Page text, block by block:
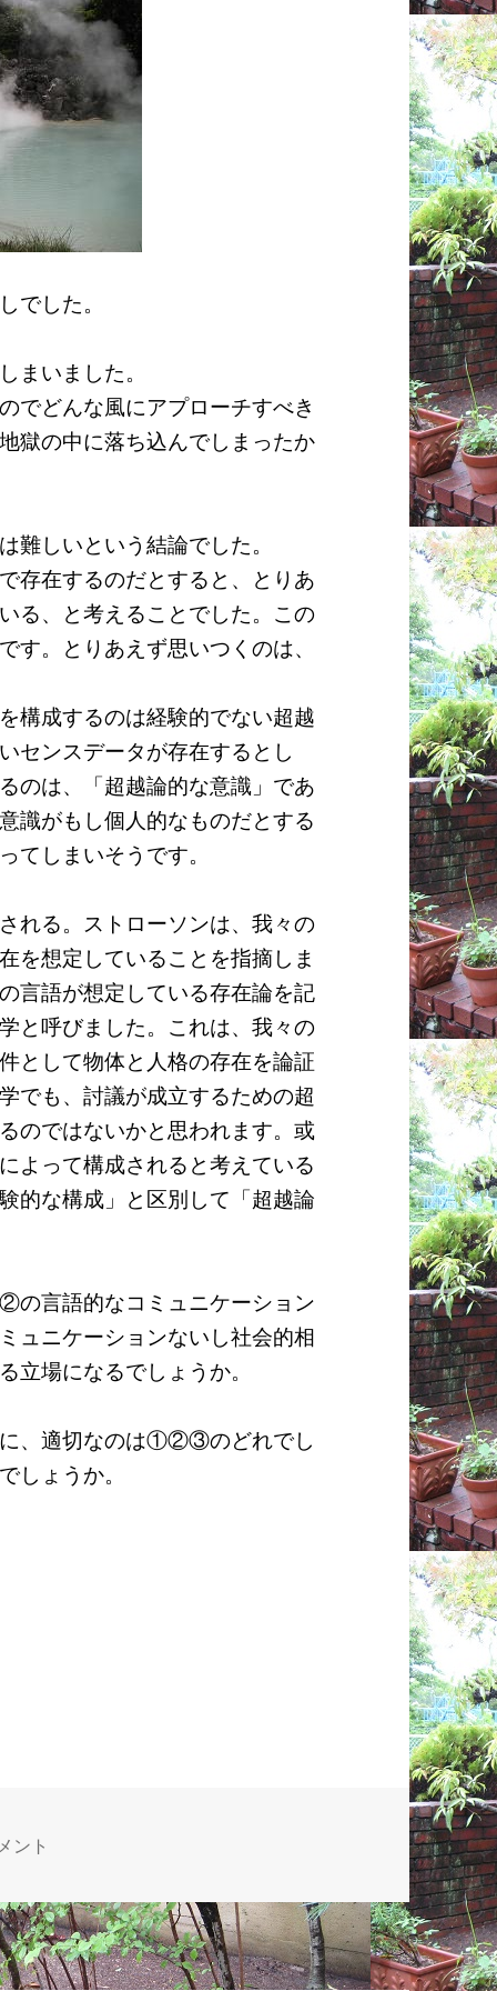
でした。
まいました。
でどんな風にアプローチすべき
獄の中に落ち込んでしまったか
難しいという結論でした。
存在するのだとすると、とりあ
る、と考えることでした。この
す。とりあえず思いつくのは、
構成するのは経験的でない超越
センスデータが存在するとし
のは、「超越論的な意識」であ
識がもし個人的なものだとする
てしまいそうです。
れる。ストローソンは、我々の
を想定していることを指摘しま
言語が想定している存在論を記
と呼びました。これは、我々の
として物体と人格の存在を論証
でも、討議が成立するための超
のではないかと思われます。或
よって構成されると考えている
的な構成」と区別して「超越論
言語的なコミュニケーション
ュニケーションないし社会的相
立場になるでしょうか。
に、適切なのは①②③のどれでし
しょうか。
向けて への
ント